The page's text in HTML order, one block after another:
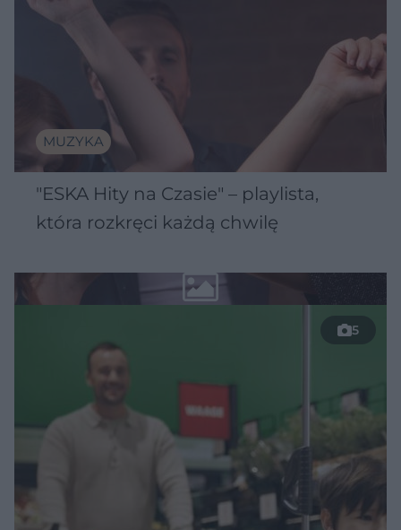
MUZYKA
"ESKA Hity na Czasie" – playlista,
która rozkręci każdą chwilę
5